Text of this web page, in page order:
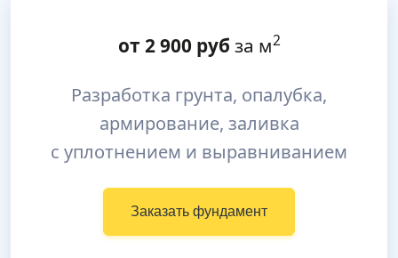
от 2 900руб за м2
Разработка грунта, опалубка,
армирование, заливка
с уплотнением и выравниванием
Заказать фундамент